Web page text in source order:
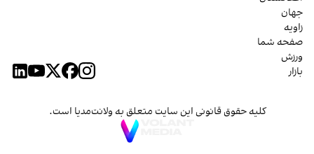
جهان
زاویه
صفحه شما
ورزش
بازار
کلیه حقوق قانونی این سایت متعلق به ولانت‌مدیا است.